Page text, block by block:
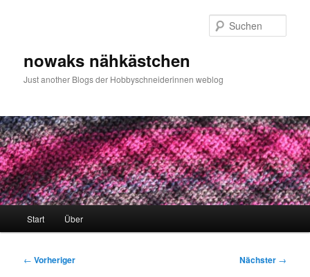
nowaks nähkästchen
Just another Blogs der Hobbyschneiderinnen weblog
Start Über
Beitragsnavigation
← Vorheriger Nächster →